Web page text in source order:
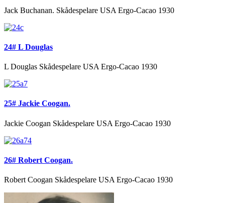
Jack Buchanan. Skådespelare USA Ergo-Cacao 1930
24# L Douglas
L Douglas Skådespelare USA Ergo-Cacao 1930
25# Jackie Coogan.
Jackie Coogan Skådespelare USA Ergo-Cacao 1930
26# Robert Coogan.
Robert Coogan Skådespelare USA Ergo-Cacao 1930